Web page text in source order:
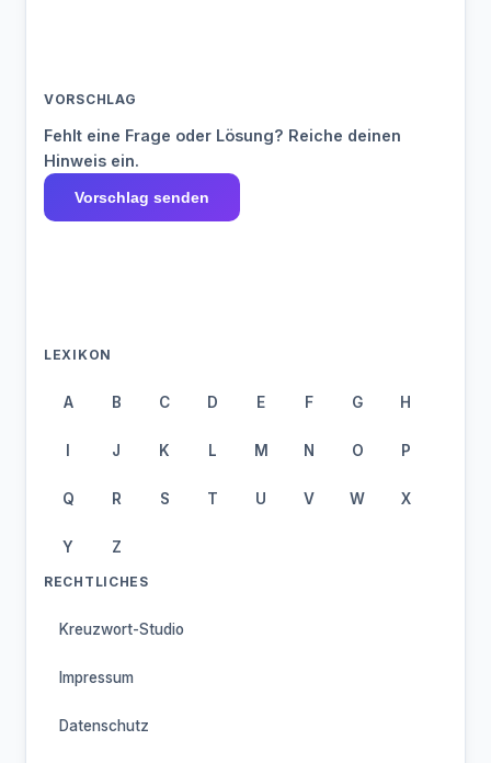
VORSCHLAG
Fehlt eine Frage oder Lösung? Reiche deinen
Hinweis ein.
Vorschlag senden
LEXIKON
A B C D E F G H
I J K L M N O P
Q R S T U V W X
Y Z
RECHTLICHES
Kreuzwort-Studio
Impressum
Datenschutz